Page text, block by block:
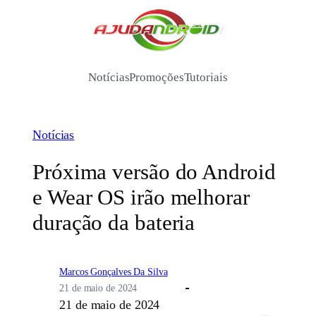
/
NotíciasPromoçõesTutoriais
Notícias
Próxima versão do Android
e Wear OS irão melhorar
duração da bateria
Marcos Gonçalves Da Silva
21 de maio de 2024
21 de maio de 2024